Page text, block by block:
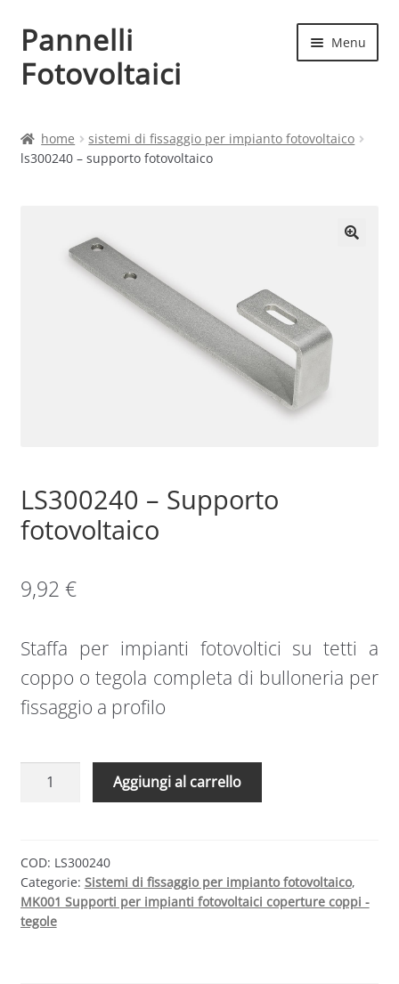
Vai
alla
navigazione
Vai
al
contenuto
Pannelli
Fotovoltaici
Menu
Cart
Chi siamo
Shop
home
sistemi di fissaggio per impianto fotovoltaico
ls300240 – supporto fotovoltaico
LS300240 – Supporto
fotovoltaico
9,92 €
Staffa per impianti fotovoltici su tetti a
coppo o tegola completa di bulloneria per
fissaggio a profilo
LS300240
quantità
Aggiungi al carrello
COD: LS300240
Categorie: Sistemi di fissaggio per impianto fotovoltaico,
MK001 Supporti per impianti fotovoltaici coperture coppi -
tegole